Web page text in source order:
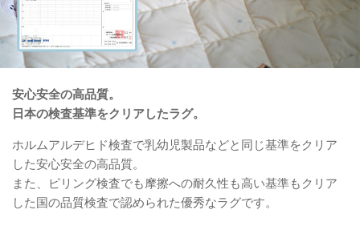
安心安全の高品質。
日本の検査基準をクリアしたラグ。
ホルムアルデヒド検査で乳幼児製品などと同じ基準をクリア
した安心安全の高品質。
また、ピリング検査でも摩擦への耐久性も高い基準もクリア
した国の品質検査で認められた優秀なラグです。